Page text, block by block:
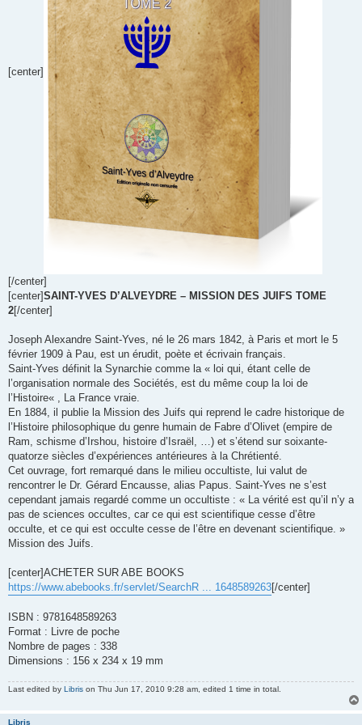
[center]
[/center]
[center]SAINT-YVES D’ALVEYDRE – MISSION DES JUIFS TOME
2[/center]
Joseph Alexandre Saint-Yves, né le 26 mars 1842, à Paris et mort le 5
février 1909 à Pau, est un érudit, poète et écrivain français.
Saint-Yves définit la Synarchie comme la « loi qui, étant celle de
l’organisation normale des Sociétés, est du même coup la loi de
l’Histoire« , La France vraie.
En 1884, il publie la Mission des Juifs qui reprend le cadre historique de
l’Histoire philosophique du genre humain de Fabre d’Olivet (empire de
Ram, schisme d’Irshou, histoire d’Israël, …) et s’étend sur soixante-
quatorze siècles d’expériences antérieures à la Chrétienté.
Cet ouvrage, fort remarqué dans le milieu occultiste, lui valut de
rencontrer le Dr. Gérard Encausse, alias Papus. Saint-Yves ne s’est
cependant jamais regardé comme un occultiste : « La vérité est qu’il n’y a
pas de sciences occultes, car ce qui est scientifique cesse d’être
occulte, et ce qui est occulte cesse de l’être en devenant scientifique. »
Mission des Juifs.
[center]ACHETER SUR ABE BOOKS
https://www.abebooks.fr/servlet/SearchR ... 1648589263[/center]
ISBN : 9781648589263
Format : Livre de poche
Nombre de pages : 338
Dimensions : 156 x 234 x 19 mm
Last edited by Libris on Thu Jun 17, 2010 9:28 am, edited 1 time in total.
Libris